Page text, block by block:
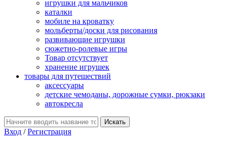
игрушки для мальчиков
каталки
мобиле на кроватку
мольберты/доски для рисования
развивающие игрушки
сюжетно-ролевые игры
Товар отсутствует
хранение игрушек
товары для путешествий
аксессуары
детские чемоданы, дорожные сумки, рюкзаки
автокресла
Вход /Регистрация